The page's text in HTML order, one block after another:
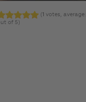
(1 votes, average:
of 5)